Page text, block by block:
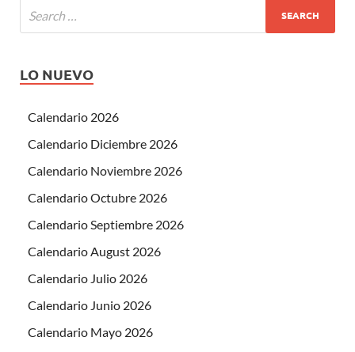
LO NUEVO
Calendario 2026
Calendario Diciembre 2026
Calendario Noviembre 2026
Calendario Octubre 2026
Calendario Septiembre 2026
Calendario August 2026
Calendario Julio 2026
Calendario Junio 2026
Calendario Mayo 2026